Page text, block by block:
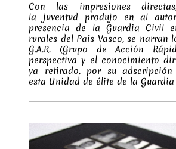
Con las impresiones
la juventud produjo en al
presencia de la Guardia Civil
rurales del País Vasco, se narran
G.A.R. (Grupo de Acción
perspectiva y el conocimiento
ya retirado, por su
esta Unidad de élite de la